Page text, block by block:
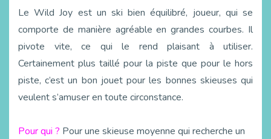
Le Wild Joy est un ski bien équilibré, joueur, qui se
comporte de manière agréable en grandes courbes. Il
pivote vite, ce qui le rend plaisant à utiliser.
Certainement plus taillé pour la piste que pour le hors
piste, c’est un bon jouet pour les bonnes skieuses qui
veulent s’amuser en toute circonstance.
Pour qui ? Pour une skieuse moyenne qui recherche un